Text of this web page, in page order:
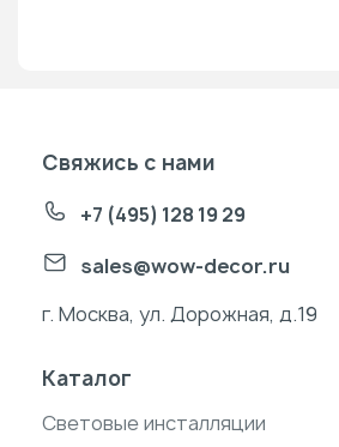
Свяжись с нами
+7 (495) 128 19 29
sales@wow-decor.ru
г. Москва, ул. Дорожная, д.19
Каталог
Световые инсталляции